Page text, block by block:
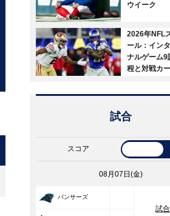
ウイーク
2026年NFL
ール：イン
ナルゲーム9
程と対戦カ
試合
スコア
08月07日(金)
パンサーズ
試